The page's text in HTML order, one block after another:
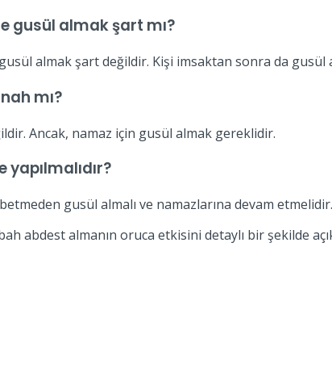
gusül almak şart mı?
almak şart değildir. Kişi imsaktan sonra da
mı?
Ancak, namaz için gusül almak gereklidir.
gusül almalı ve namazlarına devam
abdest almanın oruca etkisini detaylı bir şekilde